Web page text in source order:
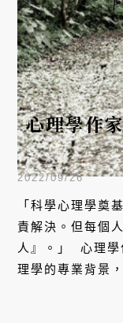
心理學作
2022/09/26
「科學心理學奠
責解決。但每個
人』。」​ ​ 心理學作家海苔熊兼具科學心理學、諮商心
理學的專業背景